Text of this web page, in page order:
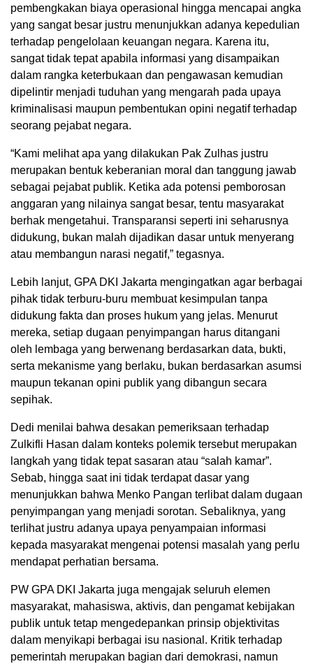
pembengkakan biaya operasional hingga mencapai angka
yang sangat besar justru menunjukkan adanya kepedulian
terhadap pengelolaan keuangan negara. Karena itu,
sangat tidak tepat apabila informasi yang disampaikan
dalam rangka keterbukaan dan pengawasan kemudian
dipelintir menjadi tuduhan yang mengarah pada upaya
kriminalisasi maupun pembentukan opini negatif terhadap
seorang pejabat negara.
“Kami melihat apa yang dilakukan Pak Zulhas justru
merupakan bentuk keberanian moral dan tanggung jawab
sebagai pejabat publik. Ketika ada potensi pemborosan
anggaran yang nilainya sangat besar, tentu masyarakat
berhak mengetahui. Transparansi seperti ini seharusnya
didukung, bukan malah dijadikan dasar untuk menyerang
atau membangun narasi negatif,” tegasnya.
Lebih lanjut, GPA DKI Jakarta mengingatkan agar berbagai
pihak tidak terburu-buru membuat kesimpulan tanpa
didukung fakta dan proses hukum yang jelas. Menurut
mereka, setiap dugaan penyimpangan harus ditangani
oleh lembaga yang berwenang berdasarkan data, bukti,
serta mekanisme yang berlaku, bukan berdasarkan asumsi
maupun tekanan opini publik yang dibangun secara
sepihak.
Dedi menilai bahwa desakan pemeriksaan terhadap
Zulkifli Hasan dalam konteks polemik tersebut merupakan
langkah yang tidak tepat sasaran atau “salah kamar”.
Sebab, hingga saat ini tidak terdapat dasar yang
menunjukkan bahwa Menko Pangan terlibat dalam dugaan
penyimpangan yang menjadi sorotan. Sebaliknya, yang
terlihat justru adanya upaya penyampaian informasi
kepada masyarakat mengenai potensi masalah yang perlu
mendapat perhatian bersama.
PW GPA DKI Jakarta juga mengajak seluruh elemen
masyarakat, mahasiswa, aktivis, dan pengamat kebijakan
publik untuk tetap mengedepankan prinsip objektivitas
dalam menyikapi berbagai isu nasional. Kritik terhadap
pemerintah merupakan bagian dari demokrasi, namun